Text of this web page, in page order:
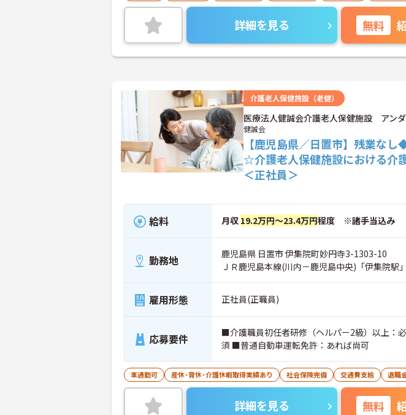
詳細を見る 無料
介護老人保健施設（老健）
医療法人健誠会介護老人保健施設 アン
健誠会
【鹿児島県／日置市】残業な
☆介護老人保健施設における介
＜正社員＞
給料 月収 19.2万円～23.4万円程度 ※諸手当込み
勤務地
鹿児島県 日置市 伊集院町妙円寺3-1303-10
ＪＲ鹿児島本線(川内－鹿児島中央)「伊集院駅
雇用形態 正社員(正職員)
応募要件
■介護職員初任者研修（ヘルパー2級）以上：
須 ■普通自動車運転免許：あれば尚可
車通勤可 産休･育休･介護休暇取得実績あり 社会保険完備 交通費支給 退職
詳細を見る 無料